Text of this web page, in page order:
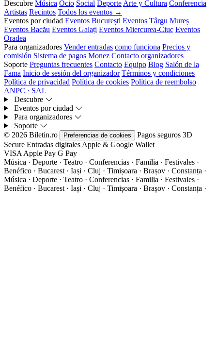
Descubre Música Ocio Social Deporte Arte y Cultura Conferencia
Artistas Recintos Todos los eventos →
Eventos por ciudad Eventos București Eventos Târgu Mureș
Eventos Bacău Eventos Galați Eventos Miercurea-Ciuc Eventos
Oradea
Para organizadores Vender entradas como funciona Precios y
comisión Sistema de pagos Monez Contacto organizadores
Soporte Preguntas frecuentes Contacto Equipo Blog Salón de la
Fama Inicio de sesión del organizador Términos y condiciones
Política de privacidad Política de cookies Política de reembolso
ANPC · SAL
Descubre
Eventos por ciudad
Para organizadores
Soporte
© 2026 Biletin.ro
Preferencias de cookies Pagos seguros 3D
Secure Entradas digitales Apple & Google Wallet
VISA Apple Pay G Pay
Música · Deporte · Teatro · Conferencias · Familia · Festivales ·
Benéfico · Bucarest · Iași · Cluj · Timișoara · Brașov · Constanța ·
Música · Deporte · Teatro · Conferencias · Familia · Festivales ·
Benéfico · Bucarest · Iași · Cluj · Timișoara · Brașov · Constanța ·